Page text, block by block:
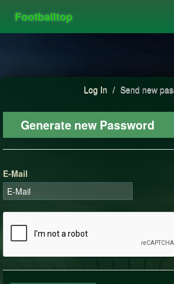
Footballtop
HIGHSCORE
Log In / Send new
Generate new Password
E-Mail